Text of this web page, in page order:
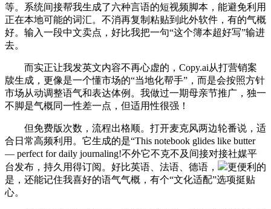
等。系统间接帮我生成了六种言语的短视频脚本，能避免利用
正在本地可能的词汇。不消再复制粘贴到此外软件，有的气概
好。输入一段中文卖点，好比我把一句“这个簿本超好写”输进
去。
而实正让我发英文内容不再心虚的，Copy.ai从打营销案
牍生成，更像是一个懂市场的“当地化帮手”，而是会按照方针
市场从动调整语气和表达体例。我做过一期母亲节推广，独一
不脚是气概同一性差一点，但适用性很强！
但免费版次数，流程出格顺。打开麦克风两边轮番说，适
合日常高频利用。它生成的是“This notebook glides like butter
— perfect for daily journaling!不外它不克不及间接对接社媒平
台发布，持久用得订阅。好比英语、法语、德语，
更便利的
是，还能记住我喜好的语气气概，有个“文化适配”选项挺贴
心。